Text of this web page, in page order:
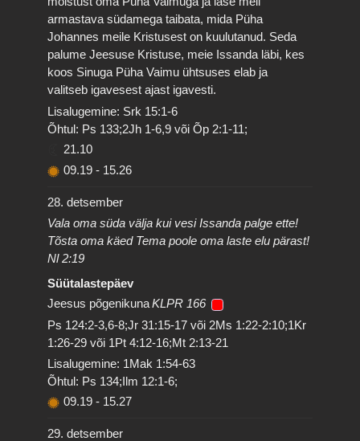
armastava südamega taibata, mida Püha
Johannes meile Kristusest on kuulutanud. Seda
palume Jeesuse Kristuse, meie Issanda läbi, kes
koos Sinuga Püha Vaimu ühtsuses elab ja
valitseb igavesest ajast igavesti.
Lisalugemine: Srk 15:1-6
Õhtul: Ps 133;2Jh 1-6,9 või Õp 2:1-11;
21.10
09.19 - 15.26
28. detsember
Vala oma süda välja kui vesi Issanda palge ette!
Tõsta oma käed Tema poole oma laste elu pärast!
Nl 2:19
Süütalastepäev
Jeesus põgenikunaKLPR 166
Ps 124:2-3,6-8;Jr 31:15-17 või 2Ms 1:22-2:10;1Kr
1:26-29 või 1Pt 4:12-16;Mt 2:13-21
Lisalugemine: 1Mak 1:54-63
Õhtul: Ps 134;Ilm 12:1-6;
09.19 - 15.27
29. detsember